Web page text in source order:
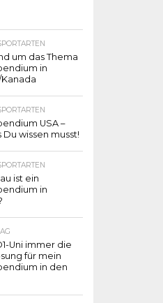
um das Thema
in
USA –
Du wissen musst!
ist ein
in
Uni immer die
für mein
in den